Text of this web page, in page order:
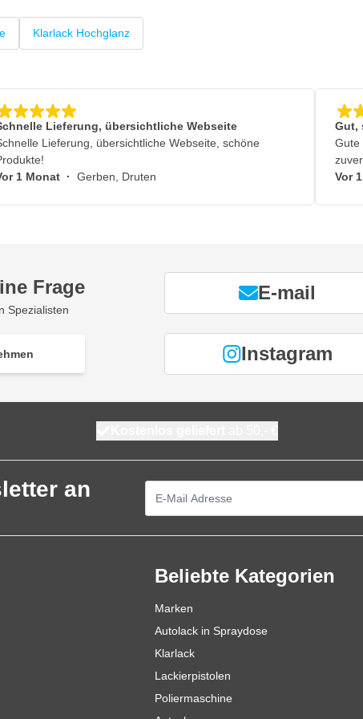
Klarlack Hochglanz
Lieferung, übersichtliche Webseite
Lieferung, übersichtliche Webseite, schöne
1 Monat · Gerben, Druten
Gut,
Gute
Vor
Frage
Spezialisten
E-mail
Instagram
an
Beliebte Kategorien
Marken
Autolack in Spraydose
Klarlack
Lackierpistolen
Poliermaschine